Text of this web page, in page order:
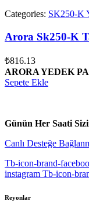
Categories: SK250-K
Arora Sk250-K
₺816.13
ARORA YEDEK
Sepete Ekle
Günün Her Saati
Canlı Desteğe
Tb-icon-brand-
instagram Tb-icon-
Reyonlar